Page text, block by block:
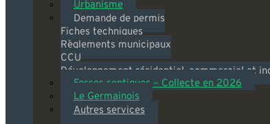
Urbanisme
Demande de permis
Fiches techniques
Règlements municipaux
CCU
Développement résidentiel, commercial et
Fosses septiques – Collecte en 2026
Le Germainois
Autres services